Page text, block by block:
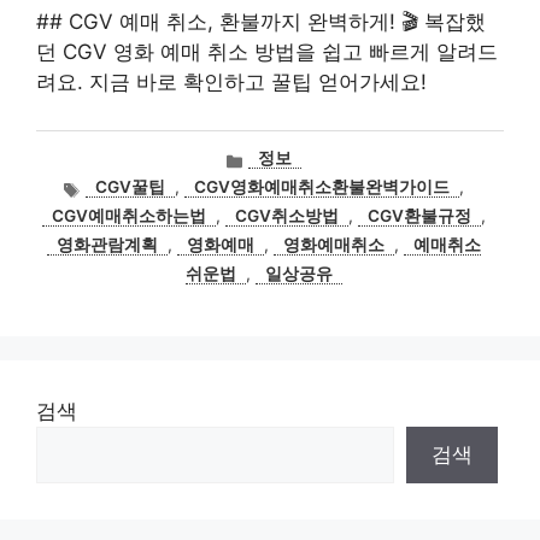
## CGV 예매 취소, 환불까지 완벽하게! 🎬 복잡했
던 CGV 영화 예매 취소 방법을 쉽고 빠르게 알려드
려요. 지금 바로 확인하고 꿀팁 얻어가세요!
카
테
고
리
정보
태
그
CGV꿀팁 , CGV영화예매취소환불완벽가이드 ,
CGV예매취소하는법
, CGV취소방법 , CGV환불규정
,
영화관람계획
, 영화예매 , 영화예매취소 ,
예매취소
쉬운법
, 일상공유
검색
검색